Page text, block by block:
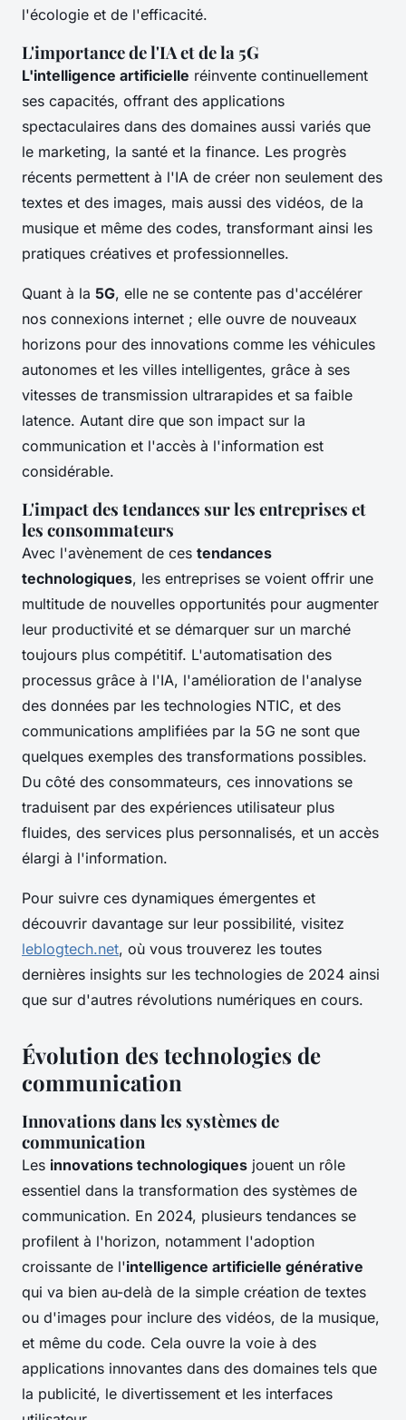
l'écologie et de l'efficacité.
L'importance de l'IA et de la 5G
L'intelligence artificielle réinvente continuellement
ses capacités, offrant des applications
spectaculaires dans des domaines aussi variés que
le marketing, la santé et la finance. Les progrès
récents permettent à l'IA de créer non seulement des
textes et des images, mais aussi des vidéos, de la
musique et même des codes, transformant ainsi les
pratiques créatives et professionnelles.
Quant à la 5G, elle ne se contente pas d'accélérer
nos connexions internet ; elle ouvre de nouveaux
horizons pour des innovations comme les véhicules
autonomes et les villes intelligentes, grâce à ses
vitesses de transmission ultrarapides et sa faible
latence. Autant dire que son impact sur la
communication et l'accès à l'information est
considérable.
L'impact des tendances sur les entreprises et
les consommateurs
Avec l'avènement de ces tendances
technologiques, les entreprises se voient offrir une
multitude de nouvelles opportunités pour augmenter
leur productivité et se démarquer sur un marché
toujours plus compétitif. L'automatisation des
processus grâce à l'IA, l'amélioration de l'analyse
des données par les technologies NTIC, et des
communications amplifiées par la 5G ne sont que
quelques exemples des transformations possibles.
Du côté des consommateurs, ces innovations se
traduisent par des expériences utilisateur plus
fluides, des services plus personnalisés, et un accès
élargi à l'information.
Pour suivre ces dynamiques émergentes et
découvrir davantage sur leur possibilité, visitez
leblogtech.net, où vous trouverez les toutes
dernières insights sur les technologies de 2024 ainsi
que sur d'autres révolutions numériques en cours.
Évolution des technologies de
communication
Innovations dans les systèmes de
communication
Les innovations technologiques jouent un rôle
essentiel dans la transformation des systèmes de
communication. En 2024, plusieurs tendances se
profilent à l'horizon, notamment l'adoption
croissante de l'intelligence artificielle générative
qui va bien au-delà de la simple création de textes
ou d'images pour inclure des vidéos, de la musique,
et même du code. Cela ouvre la voie à des
applications innovantes dans des domaines tels que
la publicité, le divertissement et les interfaces